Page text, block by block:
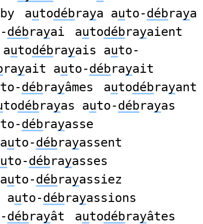
autodébraya auto-débraya
débrayai autodébrayaient
autodébrayais auto-
rayait auto-débrayait
to-débrayâmes autodébrayant
todébrayas auto-débrayas
to-débrayasse
uto-débrayassent
uto-débrayasses
uto-débrayassiez
auto-débrayassions
débrayât autodébrayâtes